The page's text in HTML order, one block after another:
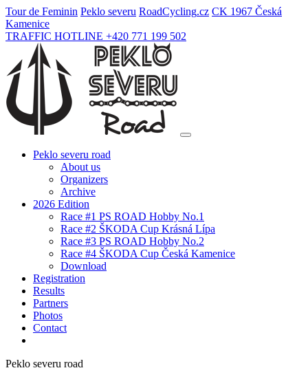
Tour de Feminin Peklo severu RoadCycling.cz CK 1967 Česká
Kamenice
TRAFFIC HOTLINE +420 771 199 502
Peklo severu road
About us
Organizers
Archive
2026 Edition
Race #1 PS ROAD Hobby No.1
Race #2 ŠKODA Cup Krásná Lípa
Race #3 PS ROAD Hobby No.2
Race #4 ŠKODA Cup Česká Kamenice
Download
Registration
Results
Partners
Photos
Contact
Peklo severu road